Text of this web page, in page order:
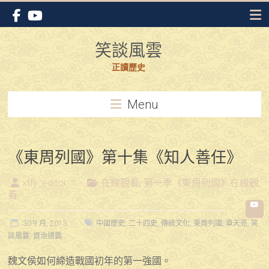
Skip
content
笑談風雲
正讀歷史
Menu
《東周列國》第十集《知人善任》
xtfy_editor 在線觀看, 第一季《東周列國》在線觀
看
30 9 月, 2013 中國歷史,二十四史,傳統文化, 東周列國 ,章天亮,笑
談風雲,資治通鑑
魏文侯如何締造戰國初年的第一強國。